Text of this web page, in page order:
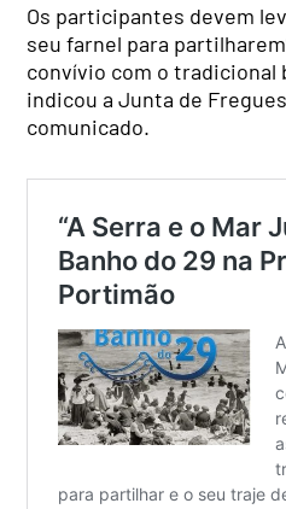
Os participantes devem
seu farnel para
convívio com o tradicional
indicou a Junta de
comunicado.